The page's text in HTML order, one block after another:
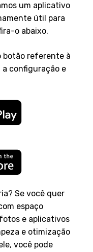
um aplicativo
útil para
o abaixo.
botão referente à
configuração e
Se você quer
espaço
e aplicativos
e otimização
você pode